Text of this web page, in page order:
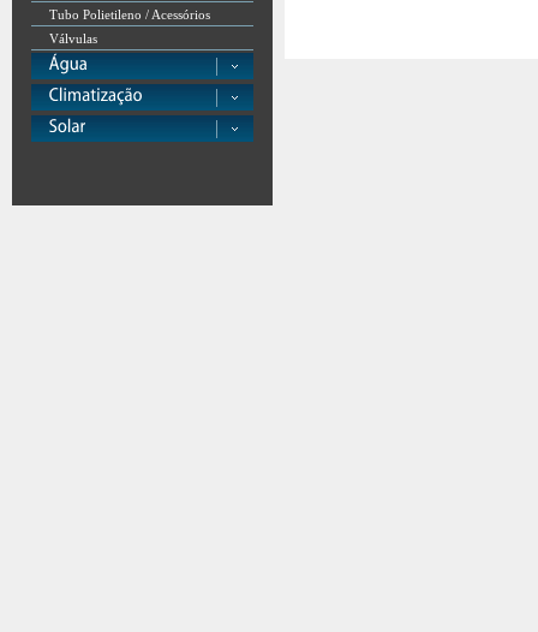
Tubo Polietileno / Acessórios
Válvulas